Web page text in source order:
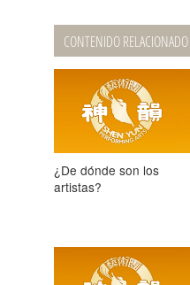
CONTENIDO RELACIONADO
¿De dónde son los
artistas?